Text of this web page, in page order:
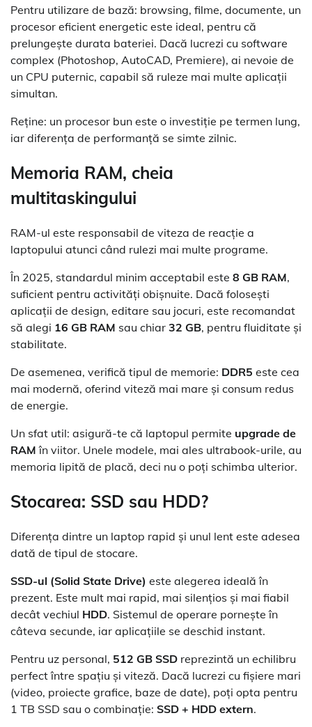
Pentru utilizare de bază: browsing, filme, documente, un
procesor eficient energetic este ideal, pentru că
prelungește durata bateriei. Dacă lucrezi cu software
complex (Photoshop, AutoCAD, Premiere), ai nevoie de
un CPU puternic, capabil să ruleze mai multe aplicații
simultan.
Reține: un procesor bun este o investiție pe termen lung,
iar diferența de performanță se simte zilnic.
Memoria RAM, cheia
multitaskingului
RAM-ul este responsabil de viteza de reacție a
laptopului atunci când rulezi mai multe programe.
În 2025, standardul minim acceptabil este 8 GB RAM,
suficient pentru activități obișnuite. Dacă folosești
aplicații de design, editare sau jocuri, este recomandat
să alegi 16 GB RAM sau chiar 32 GB, pentru fluiditate și
stabilitate.
De asemenea, verifică tipul de memorie: DDR5 este cea
mai modernă, oferind viteză mai mare și consum redus
de energie.
Un sfat util: asigură-te că laptopul permite upgrade de
RAM în viitor. Unele modele, mai ales ultrabook-urile, au
memoria lipită de placă, deci nu o poți schimba ulterior.
Stocarea: SSD sau HDD?
Diferența dintre un laptop rapid și unul lent este adesea
dată de tipul de stocare.
SSD-ul (Solid State Drive) este alegerea ideală în
prezent. Este mult mai rapid, mai silențios și mai fiabil
decât vechiul HDD. Sistemul de operare pornește în
câteva secunde, iar aplicațiile se deschid instant.
Pentru uz personal, 512 GB SSD reprezintă un echilibru
perfect între spațiu și viteză. Dacă lucrezi cu fișiere mari
(video, proiecte grafice, baze de date), poți opta pentru
1 TB SSD sau o combinație: SSD + HDD extern.